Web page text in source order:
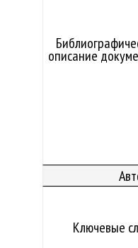
описание
Ключевые